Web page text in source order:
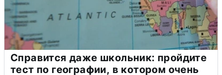
Справится даже школьник: пройдите
тест по географии, в котором очень